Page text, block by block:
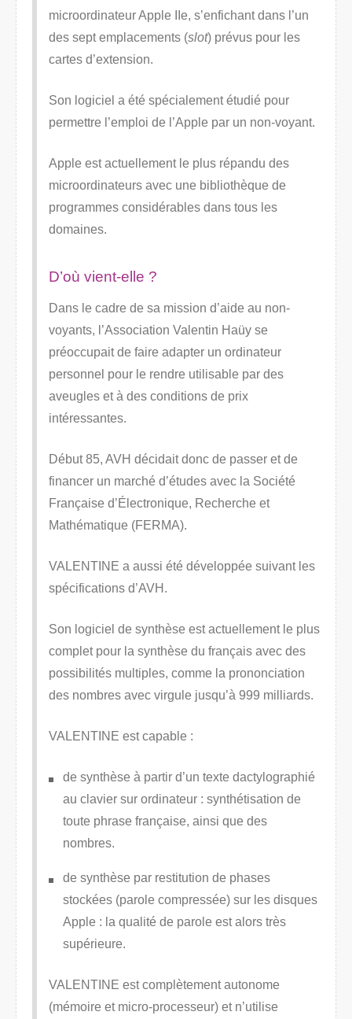
microordinateur Apple IIe, s’enfichant dans l’un
des sept emplacements (slot) prévus pour les
cartes d’extension.
Son logiciel a été spécialement étudié pour
permettre l’emploi de l’Apple par un non-voyant.
Apple est actuellement le plus répandu des
microordinateurs avec une bibliothèque de
programmes considérables dans tous les
domaines.
D’où vient-elle ?
Dans le cadre de sa mission d’aide au non-
voyants, l’Association Valentin Haüy se
préoccupait de faire adapter un ordinateur
personnel pour le rendre utilisable par des
aveugles et à des conditions de prix
intéressantes.
Début 85, AVH décidait donc de passer et de
financer un marché d’études avec la Société
Française d’Électronique, Recherche et
Mathématique (FERMA).
VALENTINE a aussi été développée suivant les
spécifications d’AVH.
Son logiciel de synthèse est actuellement le plus
complet pour la synthèse du français avec des
possibilités multiples, comme la prononciation
des nombres avec virgule jusqu’à 999 milliards.
VALENTINE est capable :
de synthèse à partir d’un texte dactylographié
au clavier sur ordinateur : synthétisation de
toute phrase française, ainsi que des
nombres.
de synthèse par restitution de phases
stockées (parole compressée) sur les disques
Apple : la qualité de parole est alors très
supérieure.
VALENTINE est complètement autonome
(mémoire et micro-processeur) et n’utilise